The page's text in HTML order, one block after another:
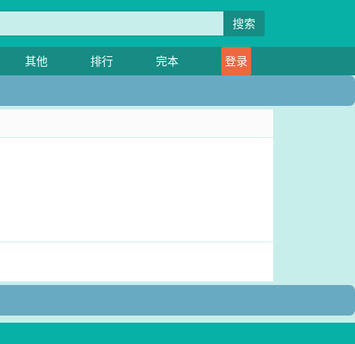
搜索
其他 排行 完本 登录